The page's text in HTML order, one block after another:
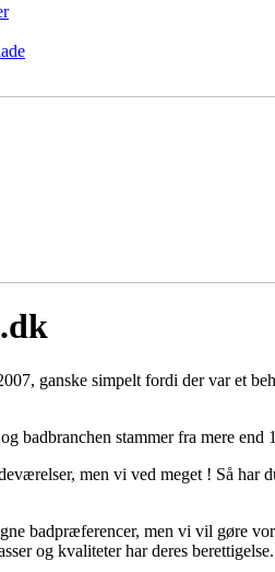
ganske simpelt fordi der var et
badbranchen stammer fra mere
men vi ved meget ! Så har
badpræferencer, men vi vil gøre
og kvaliteter har deres